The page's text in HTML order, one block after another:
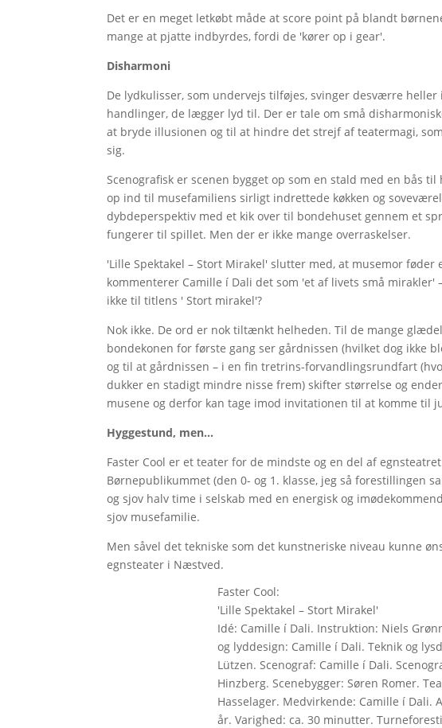
Det er en meget letkøbt måde at score point på blandt
mange at pjatte indbyrdes, fordi de 'kører op i gear'.
Disharmoni
De lydkulisser, som undervejs tilføjes, svinger desværre
handlinger, de lægger lyd til. Der er tale om små
at bryde illusionen og til at hindre det strejf af teatermagi,
sig.
Scenografisk er scenen bygget op som en stald med en bås
op ind til musefamiliens sirligt indrettede køkken og
dybdeperspektiv med et kik over til bondehuset gennem et
fungerer til spillet. Men der er ikke mange overraskelser.
'Lille Spektakel – Stort Mirakel' slutter med, at musemor
kommenterer Camille í Dali det som 'et af livets små
ikke til titlens ' Stort mirakel'?
Nok ikke. De ord er nok tiltænkt helheden. Til de mange
bondekonen for første gang ser gårdnissen (hvilket dog ikke
og til at gårdnissen – i en fin tretrins-forvandlingsrundfart
dukker en stadigt mindre nisse frem) skifter størrelse og
musene og derfor kan tage imod invitationen til at komme til
Hyggestund, men…
Faster Cool er et teater for de mindste og en del af
Børnepublikummet (den 0- og 1. klasse, jeg så forestillingen
og sjov halv time i selskab med en energisk og
sjov musefamilie.
Men såvel det tekniske som det kunstneriske niveau kunne
egnsteater i Næstved.
Faster Cool:
'Lille Spektakel – Stort Mirakel'
Idé: Camille í Dali. Instruktion: Niels
og lyddesign: Camille í Dali. Teknik og
Lützen. Scenograf: Camille í Dali.
Hinzberg. Scenebygger: Søren Romer.
Hasselager. Medvirkende: Camille í Dali.
år. Varighed: ca. 30 minutter.